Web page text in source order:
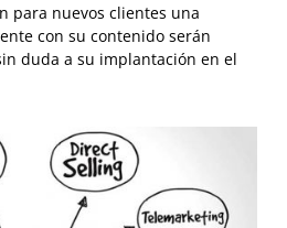
para nuevos clientes una
con su contenido serán
duda a su implantación en el